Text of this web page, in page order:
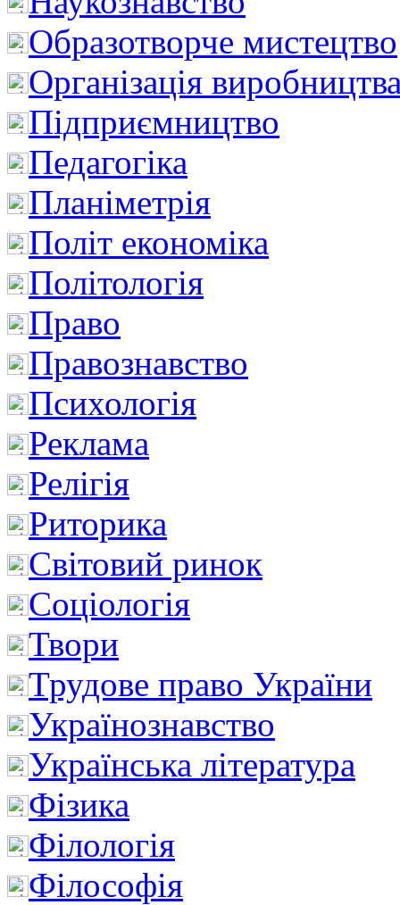
Образотворче мистецтво
Організація
Підприємництво
Педагогіка
Планіметрія
Політ економіка
Політологія
Право
Правознавство
Психологія
Реклама
Релігія
Риторика
Світовий ринок
Соціологія
Твори
Трудове право України
Українознавство
Українська література
Фізика
Філологія
Філософія